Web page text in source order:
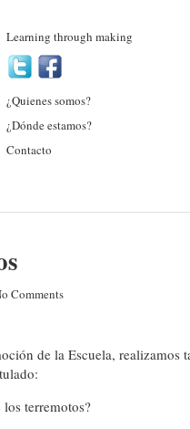
Learning through making
¿Quienes somos?
¿Dónde estamos?
Contacto
Comments
de la Escuela, realizamos
terremotos?